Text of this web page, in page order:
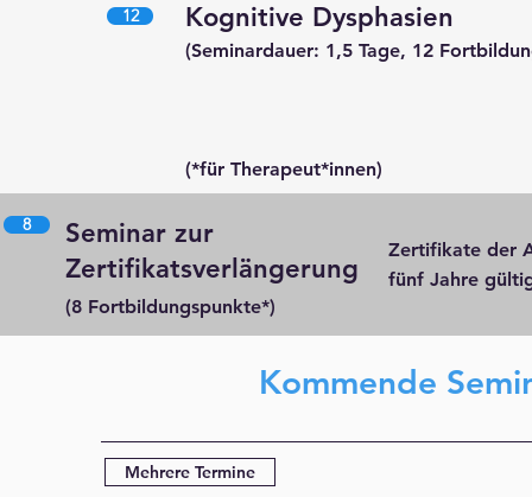
12 Kognitive Dysphasien
(Seminardauer: 1,5 Tage, 12
(*für Therapeut*innen)
8
Seminar zur
Zertifikatsverlängerung
(8 Fortbildungspunkte*)
Zertifikate der
fünf Jahre
Kommende
Mehrere Termine